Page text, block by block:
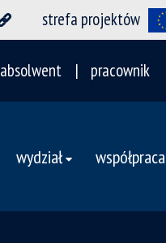
strefa projektów
absolwent pracownik
wydział współpraca